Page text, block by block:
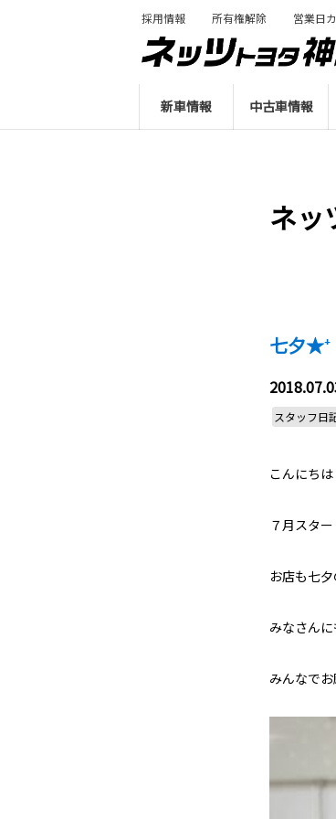
新車情報 中古車情報
採用情報 所有権解除 営業日
ネッ
七夕★⁺
スタッフ日
こんにちは
７月スタ
お店も七
みなさん
みんなで